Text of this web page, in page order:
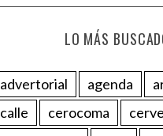
LO MÁS
advertorial agenda
calle
cerocoma